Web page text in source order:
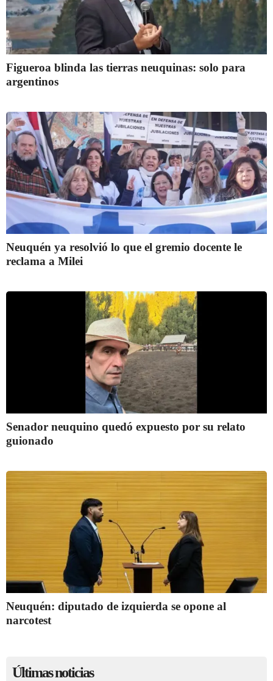
Figueroa blinda las tierras neuquinas: solo para
argentinos
Neuquén ya resolvió lo que el gremio docente le
reclama a Milei
Senador neuquino quedó expuesto por su relato
guionado
Neuquén: diputado de izquierda se opone al
narcotest
Últimas noticias